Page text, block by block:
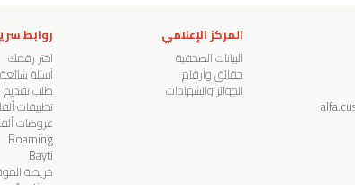
المركز الإعلامي
البيانات الصحفية
حقائق وأرقام
الجوائز والشهادات
روابط
اختر رقمك
أسئلة شائعة
طلب
تطبيقات ألفا
عروضات ألفا
Roaming
Bayti
خريطة